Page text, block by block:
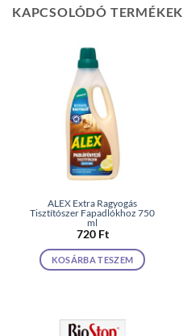
KAPCSOLÓDÓ TERMÉKEK
ALEX Extra Ragyogás
Tisztítószer Fapadlókhoz 750
ml
720 Ft
KOSÁRBA TESZEM